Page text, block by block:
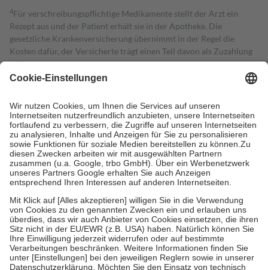
4Für verschreibungspflichtige Medikamente stellt der Arzt ein
Rezept aus und der Patient erhält sie in der Apotheke. Die
gesetzliche Krankenversicherung übernimmt in der Regel die
Kosten dafür, der Versicherte trägt einen Teil davon als Zuzahlung
mit.
Grundsätzlich leisten Mitglieder Zuzahlungen in Höhe von zehn
höchstens zehn Euro.
Es sind jedoch nie mehr als die tatsächlichen
Kosten der Leistung zu entrichten.
Diese Regeln gelten grundsätzlich auch für Online-Apotheken.
Bei Heilmitteln und häuslicher Krankenpflege beträgt die
Zuzahlung zehn Prozent der Kosten sowie zehn Euro je
Verordnung.
Um das Engagement der Versicherten für ihre eigene Gesundheit zu
stärken und die besondere Stellung der Familie zu unterstützen,
fallenkeine Zuzahlungenan bei:
• Kindern und Jugendlichen bis zum vollendeten 18. Lebensjahr
mit Ausnahme der Fahrkosten
• Untersuchungen zur Vorsorge und Früherkennung, die von der
GKV getragen werden
• empfohlenen Schutzimpfungen